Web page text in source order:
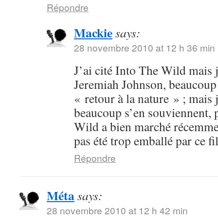
Répondre
Mackiesays:
28 novembre 2010 at 12 h 36 min
J’ai cité Into The Wild mais
Jeremiah Johnson,
« retour à la nature » ; mais
beaucoup s’en
Wild a bien marché
pas été trop emballé par ce
Répondre
Métasays:
28 novembre 2010 at 12 h 42 min